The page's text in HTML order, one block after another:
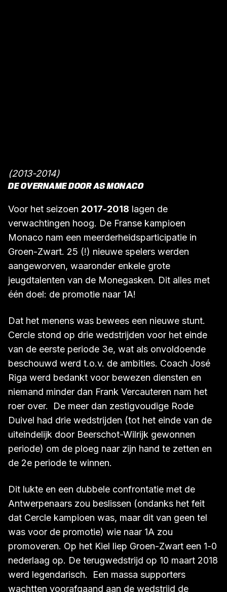
(2013-2014)
DE OVERNAME DOOR AS MONACO
Voor het seizoen 2017-2018
lagen de
verwachtingen hoog. De Franse kampioen
Monaco nam een meerderheidsparticipatie in
Groen-Zwart. 25 (!) nieuwe spelers werden
jeugdtalenten van de Monegasken. Dit alles met
één doel: de promotie naar 1A!
Dat het menens was bewees een nieuwe stunt.
Cercle stond op drie wedstrijden voor het einde
van de eerste periode 3e, wat als onvoldoende
beschouwd werd t.o.v. de ambities. Coach José
Riga werd bedankt voor bewezen diensten en
niemand minder dan Frank Vercauteren nam het
roer over. De meer dan zestigvoudige Rode
Duivel had drie wedstrijden (tot het einde van de
periode) om de ploeg naar zijn hand te zetten en
de 2e periode te winnen.
Dit lukte en een dubbele confrontatie met de
Antwerpenaars zou beslissen (ondanks het feit
dat Cercle kampioen was, maar dit van geen tel
was voor de promotie) wie naar 1A zou
promoveren. Op het Kiel liep Groen-Zwart een 1-0